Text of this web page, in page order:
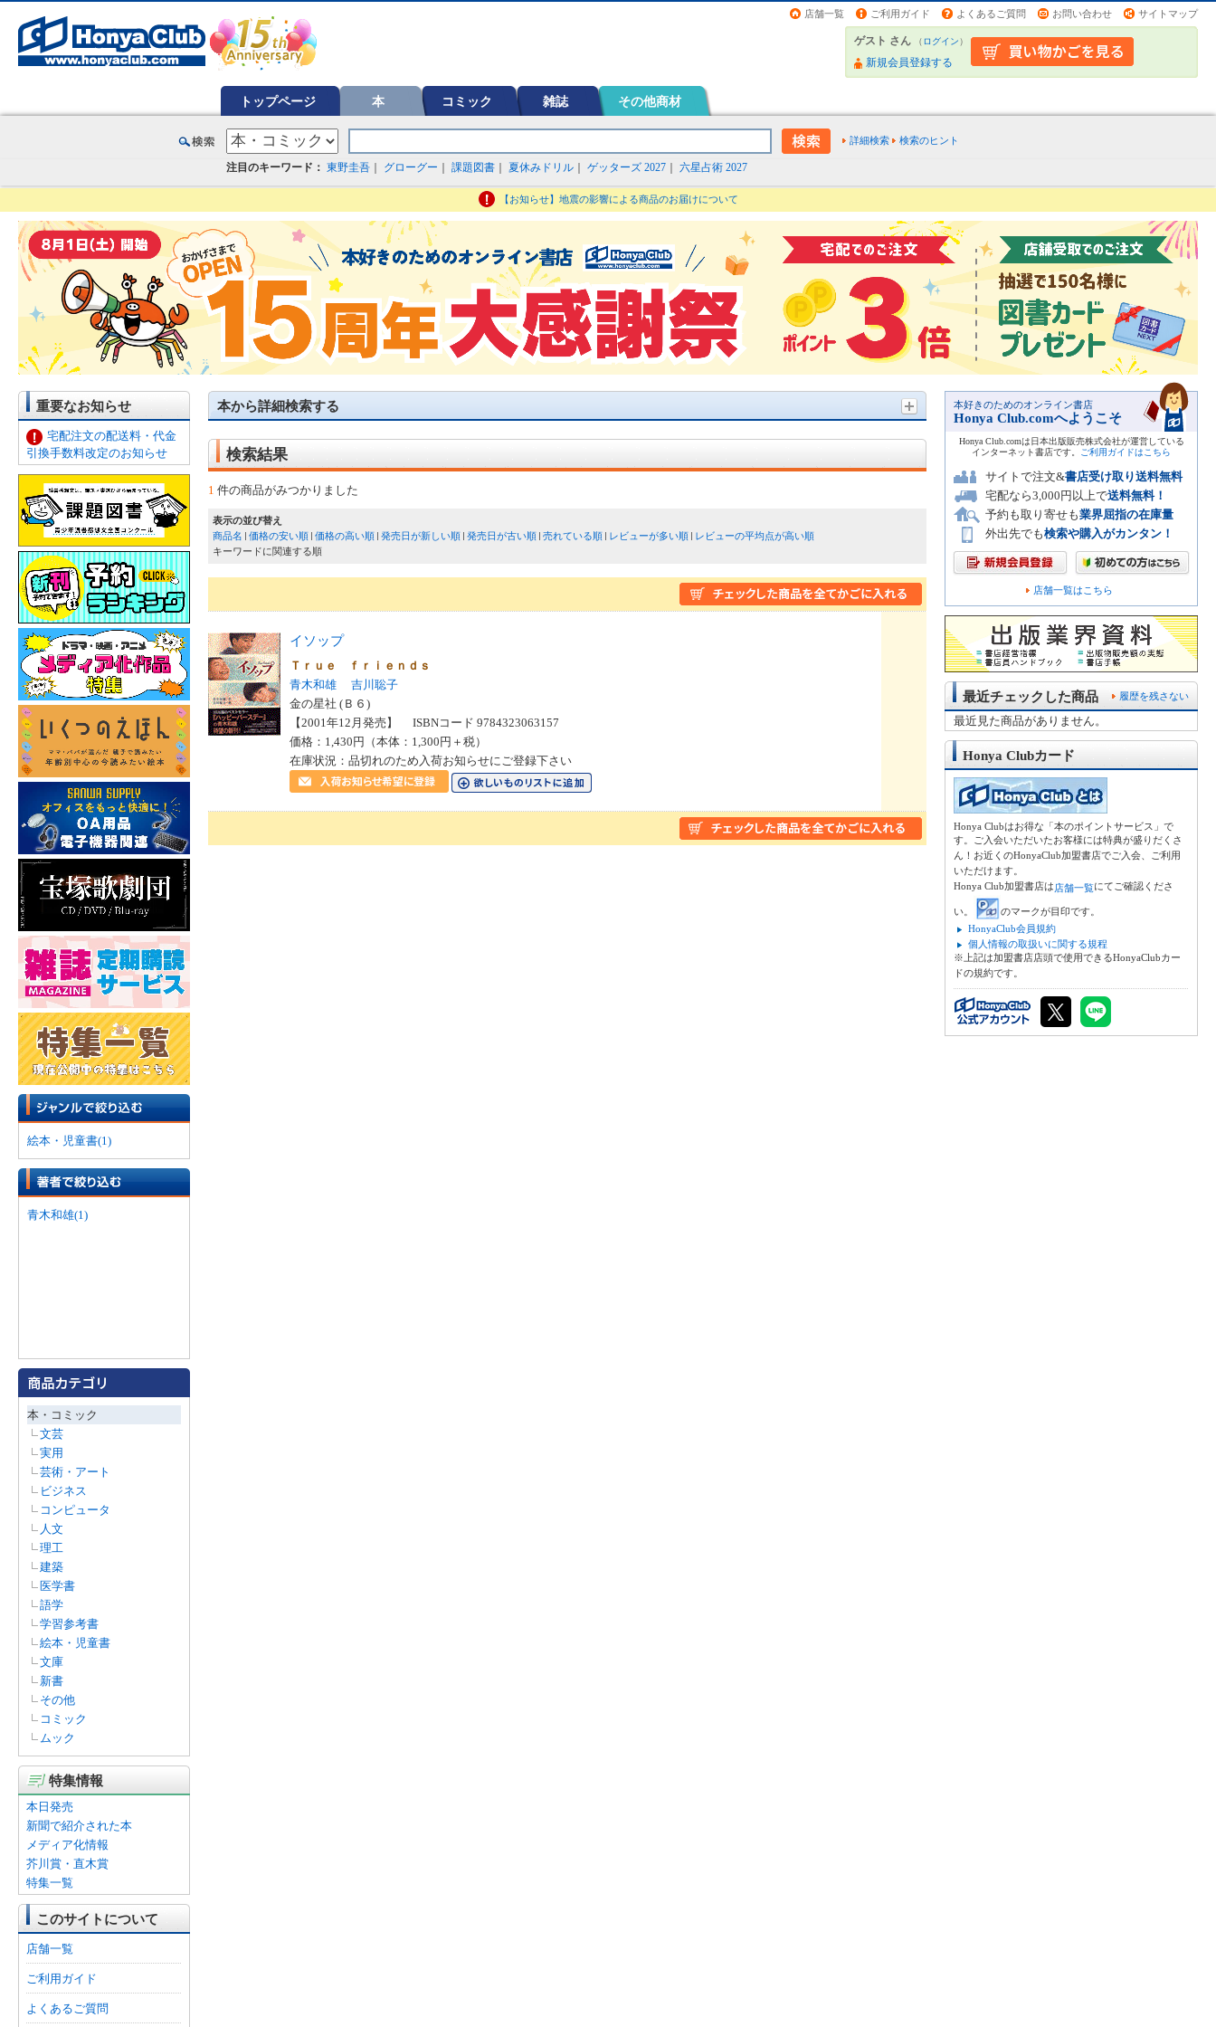
店舗一覧 ご利用ガイド よくあるご質問 お問い合わせ サイトマップ
ゲスト さん （ログイン）
新規会員登録する
トップページ 本 コミック 雑誌 その他商材
詳細検索 検索のヒント
注目のキーワード： 東野圭吾 グローグー 課題図書 夏休みドリル ゲッターズ 2027 六星占術 2027
【お知らせ】地震の影響による商品のお届けについて
重要なお知らせ
宅配注文の配送料・代金
引換手数料改定のお知らせ
絵本・児童書(1)
青木和雄(1)
本・コミック
文芸
実用
芸術・アート
ビジネス
コンピュータ
人文
理工
建築
医学書
語学
学習参考書
絵本・児童書
文庫
新書
その他
コミック
ムック
特集情報
本日発売
新聞で紹介された本
メディア化情報
芥川賞・直木賞
特集一覧
このサイトについて
店舗一覧
ご利用ガイド
よくあるご質問
本から詳細検索する
検索結果
1 件の商品がみつかりました
表示の並び替え
商品名
価格の安い順 価格の高い順 発売日が新しい順 発売日が古い順 売れている順 レビューが多い順
レビューの平均点が高い順
キーワードに関連する順
イソップ
Ｔｒｕｅ ｆｒｉｅｎｄｓ
青木和雄
吉川聡子
金の星社 (Ｂ６)
【2001年12月発売】 ISBNコード 9784323063157
価格：1,430円（本体：1,300円＋税）
在庫状況：品切れのため入荷お知らせにご登録下さい
本好きのためのオンライン書店
Honya Club.comへようこそ
Honya Club.comは日本出版販売株式会社が運営している
インターネット書店です。
ご利用ガイドはこちら
サイトで注文&書店受け取り送料無料
宅配なら3,000円以上で送料無料！
予約も取り寄せも業界屈指の在庫量
外出先でも検索や購入がカンタン！
店舗一覧はこちら
履歴を残さない
最近チェックした商品
最近見た商品がありません。
Honya Clubカード
Honya Clubはお得な「本のポイントサービス」で
す。ご入会いただいたお客様には特典が盛りだくさ
ん！お近くのHonyaClub加盟書店でご入会、ご利用
いただけます。
Honya Club加盟書店は店舗一覧にてご確認くださ
い。
のマークが目印です。
HonyaClub会員規約
個人情報の取扱いに関する規程
※上記は加盟書店店頭で使用できるHonyaClubカー
ドの規約です。